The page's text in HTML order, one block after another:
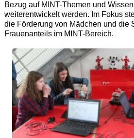
Bezug auf MINT-Themen und
weiterentwickelt werden. Im Fokus
die Förderung von Mädchen und die
Frauenanteils im MINT-Bereich.